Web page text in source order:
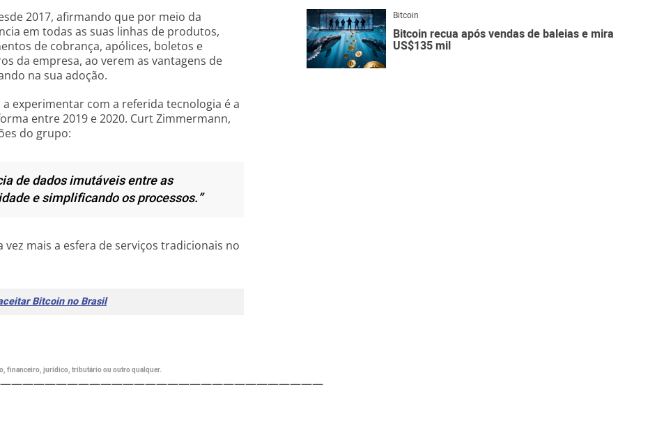
2017, afirmando que por meio da
em todas as suas linhas de produtos,
de cobrança, apólices, boletos e
da empresa, ao verem as vantagens de
na sua adoção.
experimentar com a referida tecnologia é a
entre 2019 e 2020. Curt Zimmermann,
do grupo:
de dados imutáveis entre as
e simplificando os processos.”
mais a esfera de serviços tradicionais no
Bitcoin no Brasil
financeiro, jurídico, tributário ou outro qualquer.
Bitcoin
Bitcoin recua após vendas de baleias e mira
US$135 mil